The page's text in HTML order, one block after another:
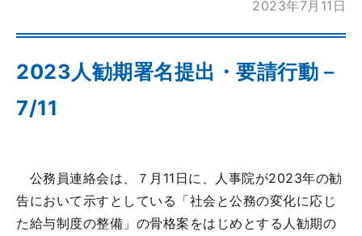
2023年7月11日
2023人勧期署名提出・要請行動－
7/11
公務員連絡会は、７月11日に、人事院が2023年の勧
告において示すとしている「社会と公務の変化に応じ
た給与制度の整備」の骨格案をはじめとする人勧期の